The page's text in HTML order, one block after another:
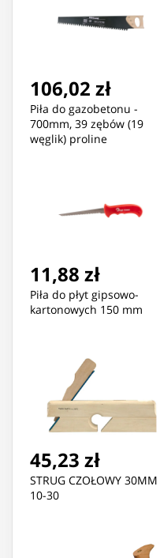
106,02 zł
Piła do gazobetonu -
700mm, 39 zębów (19
węglik) proline
11,88 zł
Piła do płyt gipsowo-
kartonowych 150 mm
45,23 zł
STRUG CZOŁOWY 30MM
10-30